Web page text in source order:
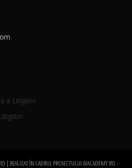
| REALIZAT ÎN CADRUL PROIECTULUIWACADEMY.RO